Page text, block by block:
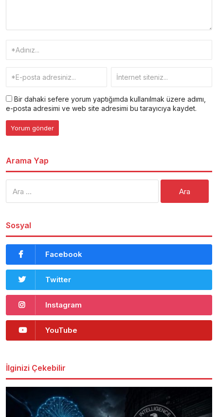
Bir dahaki sefere yorum yaptığımda kullanılmak üzere adımı,
e-posta adresimi ve web site adresimi bu tarayıcıya kaydet.
Arama Yap
Sosyal
Facebook
Twitter
Instagram
YouTube
İlginizi Çekebilir